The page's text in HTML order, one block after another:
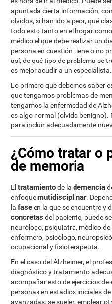
apuntada cierta información,
olvidos, si han ido a peor, qué
todo esto tanto en el hogar
médico el que debe realizar un
persona en cuestión tiene o no
así, de qué tipo de problema se
es mejor acudir a un especialista.
Lo primero que debemos saber
que tengamos problemas de
tengamos la enfermedad de
es algo normal (olvido benigno).
para incluir adecuadamente
¿Cómo tratar o
de memoria
Eltratamientode lademencia
enfoquemutidisciplinar.
lafaseen la que se encuentre y
concretas del paciente, puede
neurólogo, psiquiatra, médico
enfermero, psicólogo,
ocupacional y fisioterapeuta.
En el caso del Alzheimer, el
diagnóstico y tratamiento
acompañar esto de ejercicios
personas en estadios iniciales
avanzadas, se suelen emplear